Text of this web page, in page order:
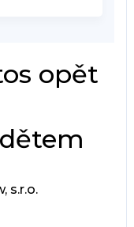
opět
s.r.o.